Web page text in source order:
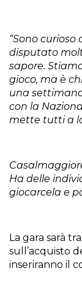
“Sono
disputato
sapore.
gioco, ma è
una
con la
mette tutti a
Ha delle
giocarcela e
La gara sarà
sull’acquisto
inseriranno il